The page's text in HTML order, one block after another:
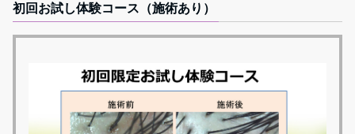
初回お試し体験コース（施術あり）